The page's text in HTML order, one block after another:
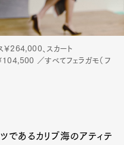
264,000、スカート
／すべてフェラガモ（フ
であるカリブ海のアティテ